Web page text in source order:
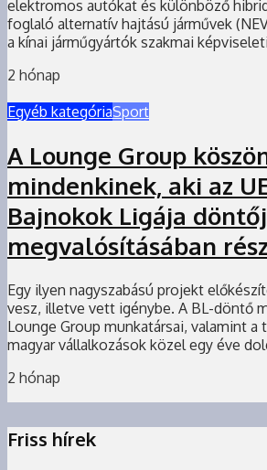
elektromos autókat és különböző
foglaló alternatív hajtású járművek
a kínai járműgyártók szakmai
2 hónap
Egyéb kategóriaSport
A Lounge Group
mindenkinek, aki az
Bajnokok Ligája
megvalósításában
Egy ilyen nagyszabású projekt
vesz, illetve vett igénybe. A BL-döntő
Lounge Group munkatársai, valamint
magyar vállalkozások közel egy éve
2 hónap
Friss hírek